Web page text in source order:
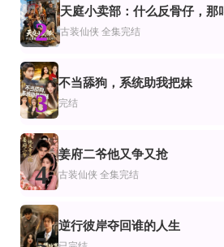
全集完结
后悔了，可我是魔尊重生啊
李书滔,谭笑
已完结
重生归来我考上985
全80集
薄爷合约婚姻请注意
完结
京城小福主，万物助我行
周士超＆朱家妮＆陆希娅＆欧元杰
完结
诱她陷落
更新全集
怀胎六月，将军夫君的青梅引蛮族屠宫
完结
重生山野，我把山货卖爆了
杨馥羽＆邵郸倾＆江路祺
全集
玫瑰花的葬礼
全集完结
我家少爷我罩着
东宫无归处，鞍上有良人
闯关游戏：弱者的逆袭
神瞳觉醒：卖药也能成大佬
王嘉皓＆方璇＆沧霆
2
天庭小卖部：什么反骨仔，那
古装仙侠 全集完结
3
不当舔狗，系统助我把妹
完结
4
姜府二爷他又争又抢
古装仙侠 全集完结
逆行彼岸夺回谁的人生